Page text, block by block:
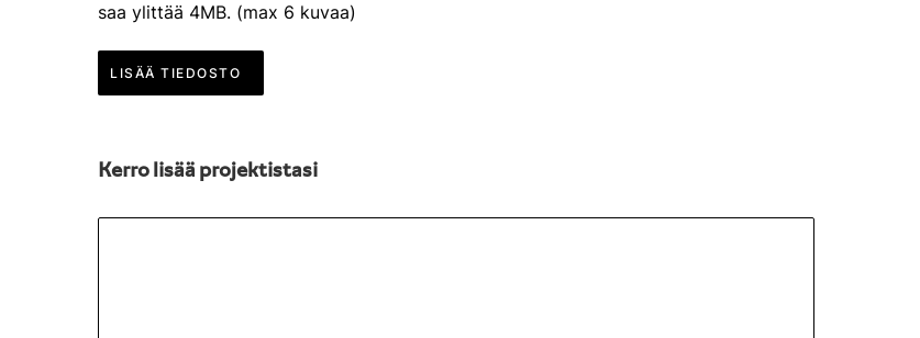
saa ylittää 4MB. (max 6 kuvaa)
LISÄÄ TIEDOSTO
Kerro lisää projektistasi